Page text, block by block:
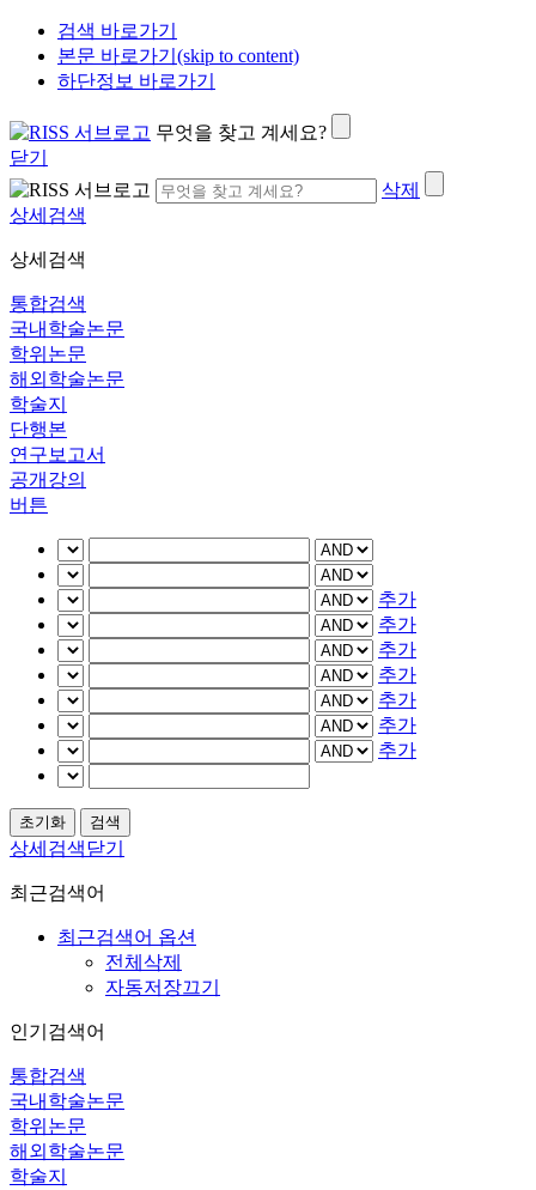
검색 바로가기
본문 바로가기(skip to content)
하단정보 바로가기
무엇을 찾고 계세요?
닫기
삭제
상세검색
상세검색
통합검색
국내학술논문
학위논문
해외학술논문
학술지
단행본
연구보고서
공개강의
버튼
추가
추가
추가
추가
추가
추가
추가
상세검색닫기
최근검색어
최근검색어 옵션
전체삭제
자동저장끄기
인기검색어
통합검색
국내학술논문
학위논문
해외학술논문
학술지